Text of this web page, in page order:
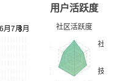
用户活跃度